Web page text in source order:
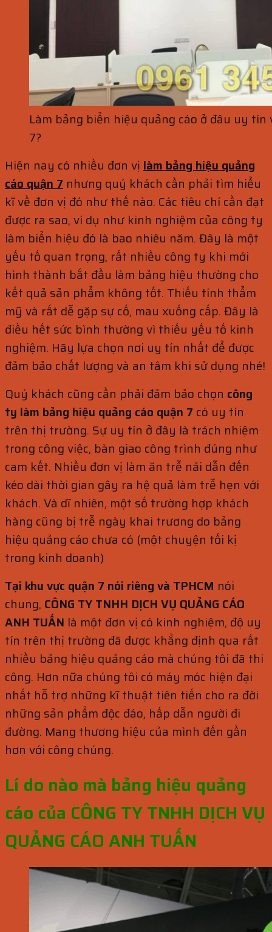
Làm bảng biển hiệu quảng cáo ở đâu uy
7?
Hiện nay có nhiều đơn vị làm bảng hiệu quảng
cáo quận 7 nhưng quý khách cần phải tìm hiểu
kĩ về đơn vị đó như thế nào. Các tiêu chí cần đạt
được ra sao, ví dụ như kinh nghiệm của công ty
làm biển hiệu đó là bao nhiêu năm. Đây là một
yếu tố quan trọng, rất nhiều công ty khi mới
hình thành bắt đầu làm bảng hiệu thường cho
kết quả sản phẩm không tốt. Thiếu tính thẩm
mỹ và rất dễ gặp sự cố, mau xuống cấp. Đây là
điều hết sức bình thường vì thiếu yếu tố kinh
nghiệm. Hãy lựa chọn nơi uy tín nhất để được
đảm bảo chất lượng và an tâm khi sử dụng nhé!
Quý khách cũng cần phải đảm bảo chọn công
ty làm bảng hiệu quảng cáo quận 7 có uy tín
trên thị trường. Sự uy tín ở đây là trách nhiệm
trong công việc, bàn giao công trình đúng như
cam kết. Nhiều đơn vị làm ăn trễ nải dẫn đến
kéo dài thời gian gây ra hệ quả làm trễ hẹn với
khách. Và dĩ nhiên, một số trường hợp khách
hàng cũng bị trễ ngày khai trương do bảng
hiệu quảng cáo chưa có (một chuyện tối kị
trong kinh doanh)
Tại khu vực quận 7 nói riêng và TPHCM nói
chung, CÔNG TY TNHH DỊCH VỤ QUẢNG CÁO
ANH TUẤN là một đơn vị có kinh nghiệm, độ uy
tín trên thị trường đã được khẳng định qua rất
nhiều bảng hiệu quảng cáo mà chúng tôi đã thi
công. Hơn nữa chúng tôi có máy móc hiện đại
nhất hỗ trợ những kĩ thuật tiên tiến cho ra đời
những sản phẩm độc đáo, hấp dẫn người đi
đường. Mang thương hiệu của mình đến gần
hơn với công chúng.
Lí do nào mà bảng hiệu quảng
cáo của CÔNG TY TNHH DỊCH VỤ
QUẢNG CÁO ANH TUẤN